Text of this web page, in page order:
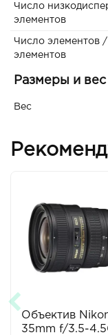
Число
элементов
Число элементов /
элементов
Размеры и вес
Вес
Объектив
35mm f/3.5-